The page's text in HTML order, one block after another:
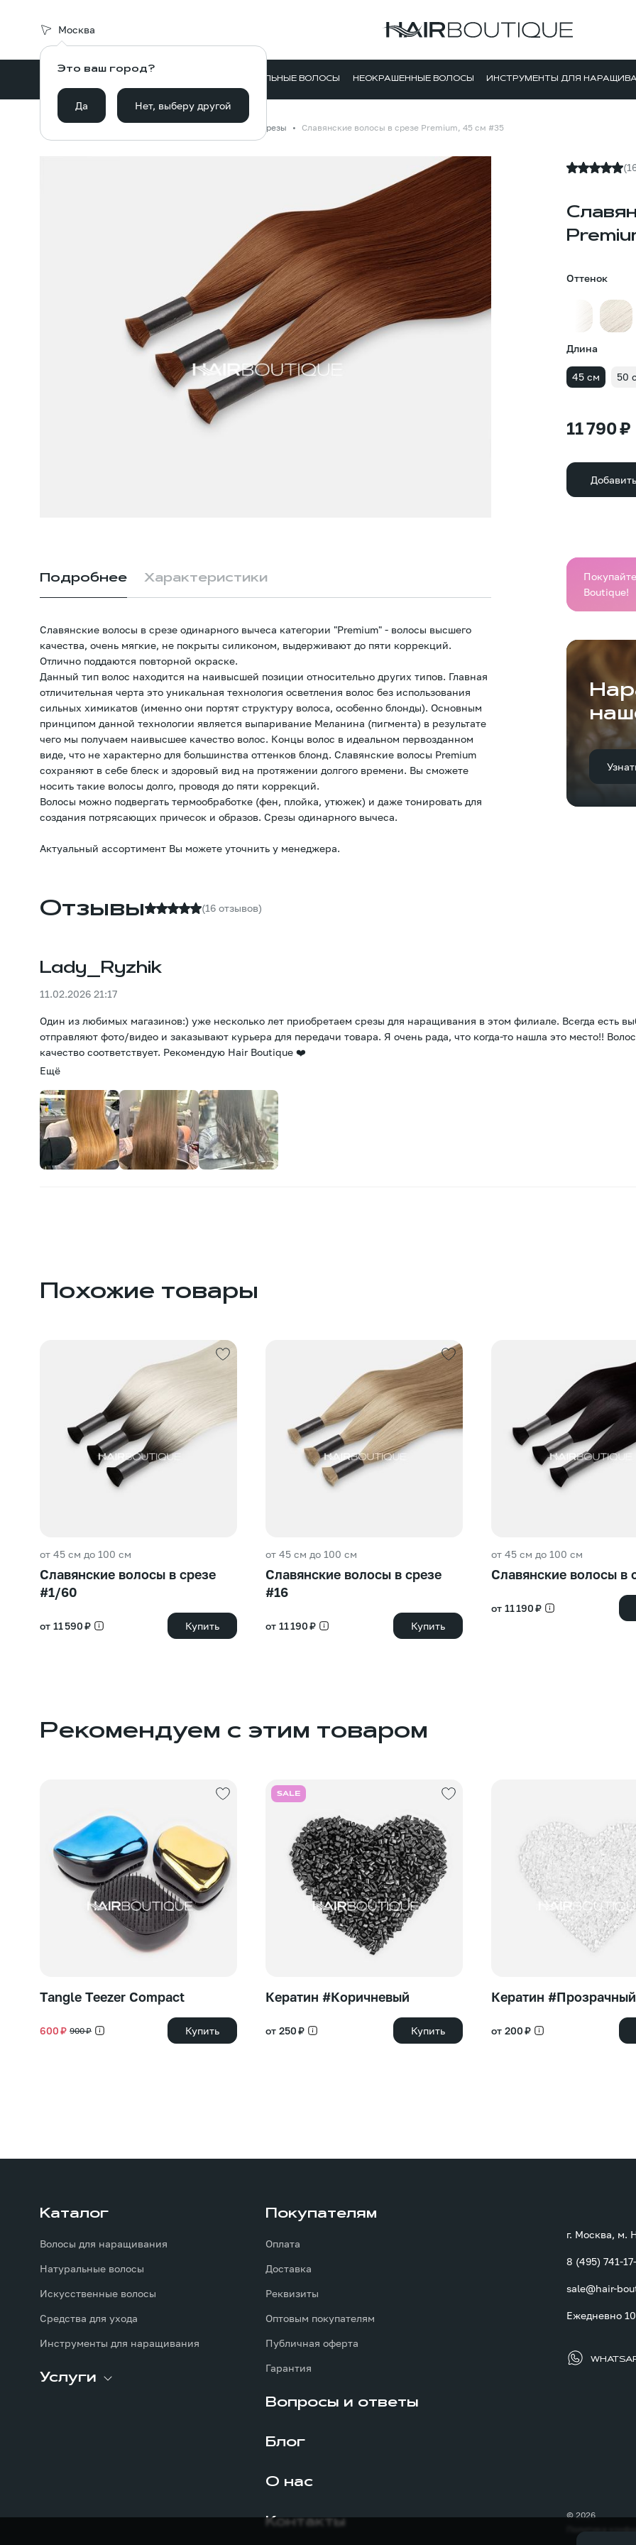
Москва
Это ваш город?
Да Нет, выберу другой
НАТУРАЛЬНЫЕ ВОЛОСЫ НЕОКРАШЕННЫЕ ВОЛОСЫ ИНСТРУМЕНТЫ ДЛЯ
Срезы Славянские волосы в срезе Premium, 45 см #35
Оттенок
Длина
45 см 50
11 790 ₽
Подробнее Характеристики
Славянские волосы в срезе одинарного вычеса категории "Premium" - волосы высшего
качества, очень мягкие, не покрыты силиконом, выдерживают до пяти коррекций.
Отлично поддаются повторной окраске.
Данный тип волос находится на наивысшей позиции относительно других типов. Главная
отличительная черта это уникальная технология осветления волос без использования
сильных химикатов (именно они портят структуру волоса, особенно блонды). Основным
принципом данной технологии является выпаривание Меланина (пигмента) в результате
чего мы получаем наивысшее качество волос. Концы волос в идеальном первозданном
виде, что не характерно для большинства оттенков блонд. Славянские волосы Premium
сохраняют в себе блеск и здоровый вид на протяжении долгого времени. Вы сможете
носить такие волосы долго, проводя до пяти коррекций.
Волосы можно подвергать термообработке (фен, плойка, утюжек) и даже тонировать для
создания потрясающих причесок и образов. Срезы одинарного вычеса.
Актуальный ассортимент Вы можете уточнить у менеджера.
Boutique!
Отзывы (16 отзывов)
Lady_Ryzhik
11.02.2026 21:17
Один из любимых магазинов:) уже несколько лет приобретаем срезы для наращивания в этом филиале. Всегда есть
отправляют фото/видео и заказывают курьера для передачи товара. Я очень рада, что когда-то нашла это место!!
качество соответствует. Рекомендую Hair Boutique ❤️
Ещё
Похожие товары
от 45 см до 100 см
Славянские волосы в срезе
#1/60
от 11 590 ₽ Купить
от 45 см до 100 см
Славянские волосы в срезе
#16
от 11 190 ₽ Купить
от 45 см до 100 см
Славянские волосы в
от 11 190 ₽
Рекомендуем с этим товаром
Tangle Teezer Compact
600 ₽ 900 ₽ Купить
SALE
Кератин #Коричневый
от 250 ₽ Купить
Кератин #Прозрачный
от 200 ₽
Каталог
Волосы для наращивания
Натуральные волосы
Искусственные волосы
Средства для ухода
Инструменты для наращивания
Услуги
Покупателям
Оплата
Доставка
Реквизиты
Оптовым покупателям
Публичная оферта
Гарантия
Вопросы и ответы
Блог
О нас
Контакты
г. Москва, м.
8 (495) 741-
sale@hair-
Ежедневно
© 2026
Политика